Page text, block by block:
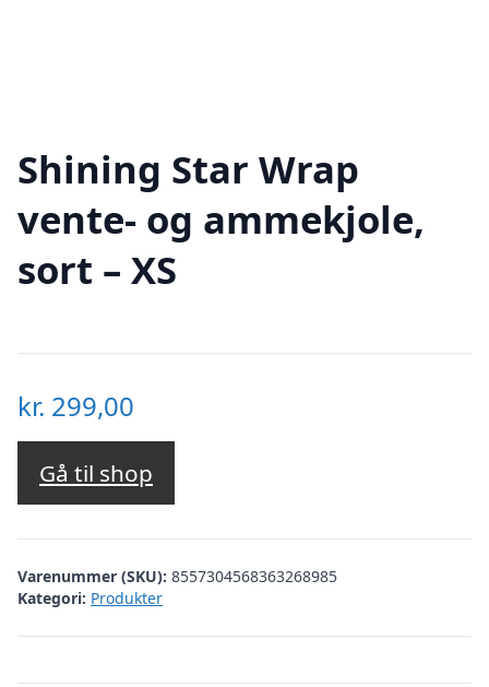
Shining Star Wrap
vente- og ammekjole,
sort – XS
kr. 299,00
Gå til shop
Varenummer (SKU): 8557304568363268985
Kategori: Produkter